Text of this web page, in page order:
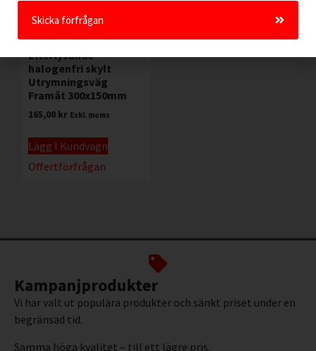
Efterlysande
halogenfri skylt
Utrymningsväg
Framåt 300x150mm
165,00 kr Exkl. moms
Lägg I Kundvagn
Offertförfrågan
Kampanjprodukter
Vi har valt ut populära produkter och sänkt priset under en
begränsad tid.
Samma höga kvalitet – till ett lägre pris.
Skicka förfrågan